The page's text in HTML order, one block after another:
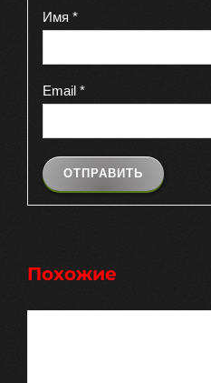
Имя *
Email *
Похожие